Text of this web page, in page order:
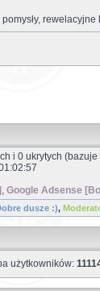
rewelacyjne
i 0 ukrytych
, Google Adsense
dusze :),
użytkowników: